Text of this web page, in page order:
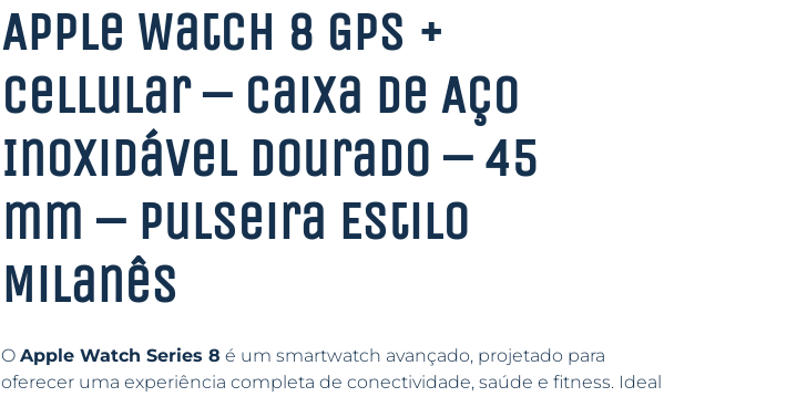
Apple Watch 8 GPS +
Cellular – Caixa de Aço
Inoxidável Dourado – 45
mm – Pulseira Estilo
Milanês
O Apple Watch Series 8 é um smartwatch avançado, projetado para
oferecer uma experiência completa de conectividade, saúde e fitness. Ideal